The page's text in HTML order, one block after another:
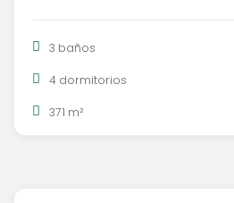
3 baños
4 dormitorios
371 m²